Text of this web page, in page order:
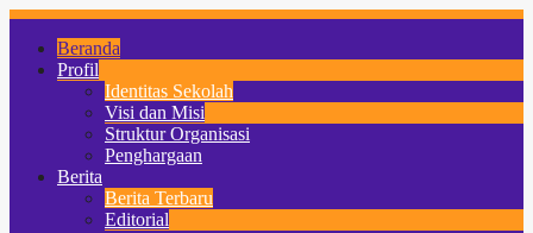
Beranda
Profil
Identitas Sekolah
Visi dan Misi
Struktur Organisasi
Penghargaan
Berita
Berita Terbaru
Editorial